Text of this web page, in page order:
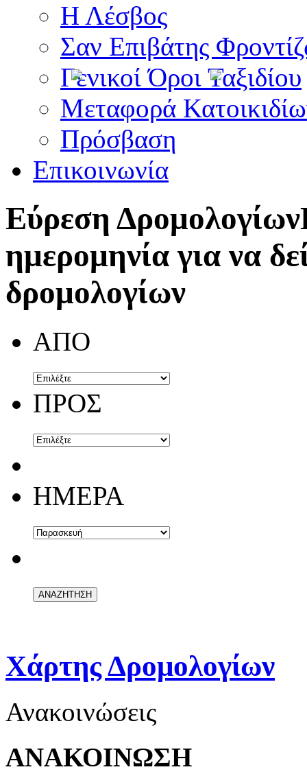
Η Λέσβος
Σαν Επιβάτης
Γενικοί Όροι Ταξιδίου
Μεταφορά
Πρόσβαση
Επικοινωνία
Εύρεση Δρομολογίων
ημερομηνία για να
δρομολογίων
ΑΠΟ
ΠΡΟΣ
ΗΜΕΡΑ
Χάρτης Δρομολογίων
Ανακοινώσεις
ΑΝΑΚΟΙΝΩΣΗ